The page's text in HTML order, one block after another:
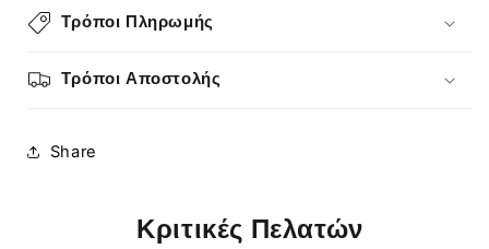
Τρόποι Πληρωμής
Τρόποι Αποστολής
Share
Κριτικές Πελατών